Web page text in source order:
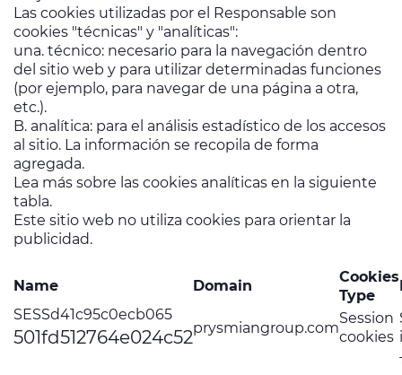
Las cookies utilizadas por el Responsable son
cookies "técnicas" y "analíticas":
una. técnico: necesario para la navegación dentro
del sitio web y para utilizar determinadas funciones
(por ejemplo, para navegar de una página a otra,
etc.).
B. analítica: para el análisis estadístico de los accesos
al sitio. La información se recopila de forma
agregada.
Lea más sobre las cookies analíticas en la siguiente
tabla.
Este sitio web no utiliza cookies para orientar la
publicidad.
Name Domain
Cookies
Type
SESSd41c95c0ecb065
501fd512764e024c52prysmiangroup.com
Session
cookies